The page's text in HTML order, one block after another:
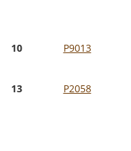
10
P9013
13
P2058